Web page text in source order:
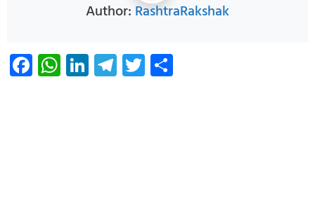
Author: RashtraRakshak
Facebook
WhatsApp
LinkedIn
Telegram
Twitter